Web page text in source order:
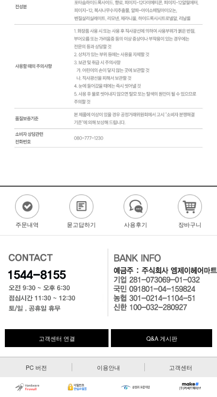
주문내역 묻고답하기 사용후기 장바구니
고객센터 연결 Q&A 게시판
PC 버전 이용안내 고객센터